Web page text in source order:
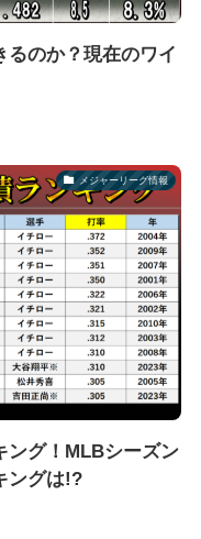
るのか？現在のワイ
メジャーリーグ情報
ング！MLBシーズン
ングは!?